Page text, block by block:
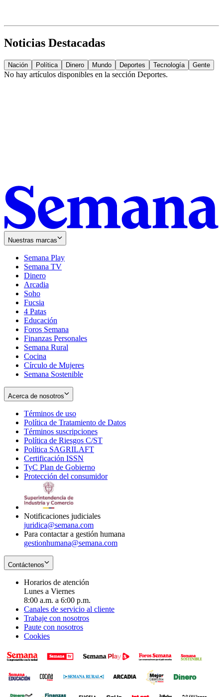
Noticias Destacadas
Nación Política Dinero Mundo Deportes Tecnología Gente
No hay artículos disponibles en la sección Deportes.
Nuestras marcas
Semana Play
Semana TV
Dinero
Arcadia
Soho
in
new
window
Fucsia
in
new
window
4 Patas
Educación
Foros Semana
Finanzas Personales
Semana Rural
Cocina
Círculo de Mujeres
Semana Sostenible
Acerca de nosotros
Términos de uso
in
new
window
Política de Tratamiento de Datos
Términos suscripciones
in
Política de Riesgos C/ST
Política SAGRILAFT
new
window
Certificación ISSN
in
new
TyC Plan de Gobierno
in
Protección del consumidorOpens
Notificaciones judiciales
juridica@semana.com
Para contactar a gestión humana
gestionhumana@semana.com
Contáctenos
Horarios de atención
Lunes a Viernes
8:00 a.m. a 6:00 p.m.
Canales de servicio al cliente
Trabaje con nosotros
Paute con nosotros
Cookies